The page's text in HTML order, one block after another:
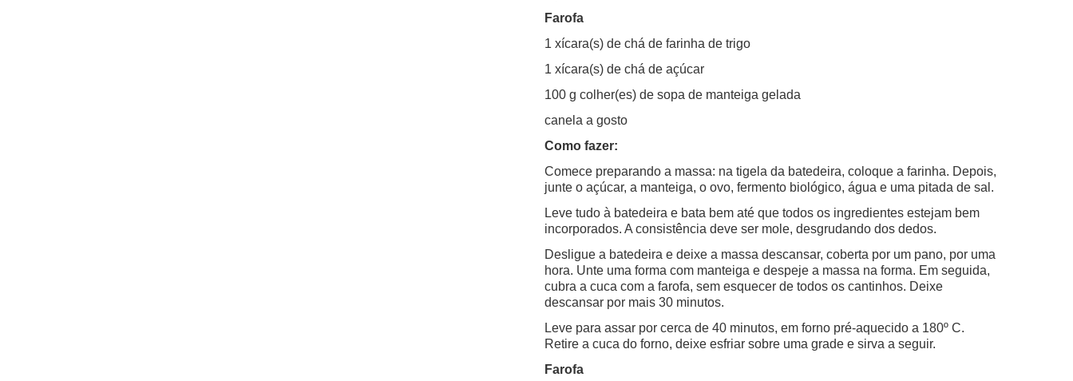
Farofa
1 xícara(s) de chá de farinha de trigo
1 xícara(s) de chá de açúcar
100 g colher(es) de sopa de manteiga gelada
canela a gosto
Como fazer:
Comece preparando a massa: na tigela da batedeira, coloque a farinha. Depois,
junte o açúcar, a manteiga, o ovo, fermento biológico, água e uma pitada de sal.
Leve tudo à batedeira e bata bem até que todos os ingredientes estejam bem
incorporados. A consistência deve ser mole, desgrudando dos dedos.
Desligue a batedeira e deixe a massa descansar, coberta por um pano, por uma
hora. Unte uma forma com manteiga e despeje a massa na forma. Em seguida,
cubra a cuca com a farofa, sem esquecer de todos os cantinhos. Deixe
descansar por mais 30 minutos.
Leve para assar por cerca de 40 minutos, em forno pré-aquecido a 180º C.
Retire a cuca do forno, deixe esfriar sobre uma grade e sirva a seguir.
Farofa